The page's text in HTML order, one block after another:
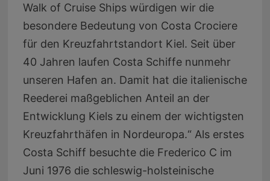
Walk of Cruise Ships würdigen wir die
besondere Bedeutung von Costa Crociere
für den Kreuzfahrtstandort Kiel. Seit über
40 Jahren laufen Costa Schiffe nunmehr
unseren Hafen an. Damit hat die italienische
Reederei maßgeblichen Anteil an der
Entwicklung Kiels zu einem der wichtigsten
Kreuzfahrthäfen in Nordeuropa.“ Als erstes
Costa Schiff besuchte die Frederico C im
Juni 1976 die schleswig-holsteinische